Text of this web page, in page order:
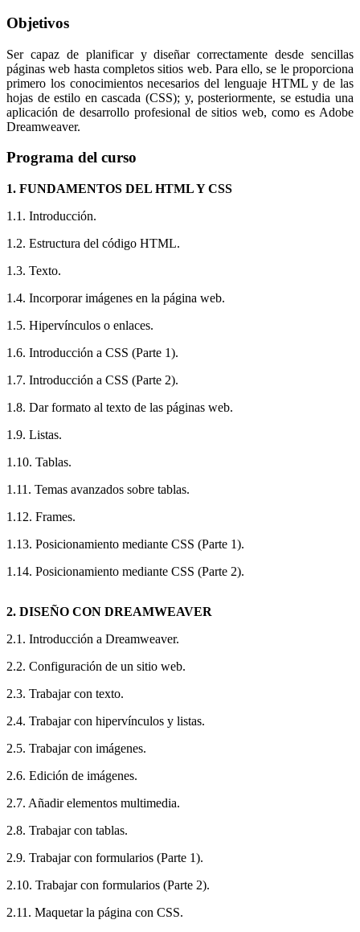
Objetivos
Ser capaz de planificar y diseñar correctamente desde sencillas
páginas web hasta completos sitios web. Para ello, se le proporciona
primero los conocimientos necesarios del lenguaje HTML y de las
hojas de estilo en cascada (CSS); y, posteriormente, se estudia una
aplicación de desarrollo profesional de sitios web, como es Adobe
Dreamweaver.
Programa del curso
1. FUNDAMENTOS DEL HTML Y CSS
1.1. Introducción.
1.2. Estructura del código HTML.
1.3. Texto.
1.4. Incorporar imágenes en la página web.
1.5. Hipervínculos o enlaces.
1.6. Introducción a CSS (Parte 1).
1.7. Introducción a CSS (Parte 2).
1.8. Dar formato al texto de las páginas web.
1.9. Listas.
1.10. Tablas.
1.11. Temas avanzados sobre tablas.
1.12. Frames.
1.13. Posicionamiento mediante CSS (Parte 1).
1.14. Posicionamiento mediante CSS (Parte 2).
2. DISEÑO CON DREAMWEAVER
2.1. Introducción a Dreamweaver.
2.2. Configuración de un sitio web.
2.3. Trabajar con texto.
2.4. Trabajar con hipervínculos y listas.
2.5. Trabajar con imágenes.
2.6. Edición de imágenes.
2.7. Añadir elementos multimedia.
2.8. Trabajar con tablas.
2.9. Trabajar con formularios (Parte 1).
2.10. Trabajar con formularios (Parte 2).
2.11. Maquetar la página con CSS.